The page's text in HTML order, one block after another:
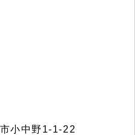
小中野1-1-22